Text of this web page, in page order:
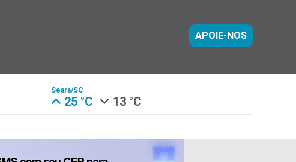
APOIE-NOS
Seara/SC
25 °C 13 °C